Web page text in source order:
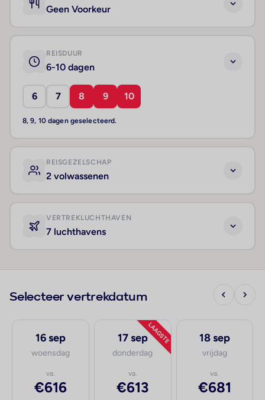
Geen Voorkeur
REISDUUR
6-10 dagen
6 7 8 9 10
8, 9, 10 dagen geselecteerd.
REISGEZELSCHAP
2 volwassenen
VERTREKLUCHTHAVEN
7 luchthavens
Selecteer vertrekdatum
16 sep
woensdag
va.
€616
LAAGSTE
17 sep
donderdag
va.
€613
18 sep
vrijdag
va.
€681